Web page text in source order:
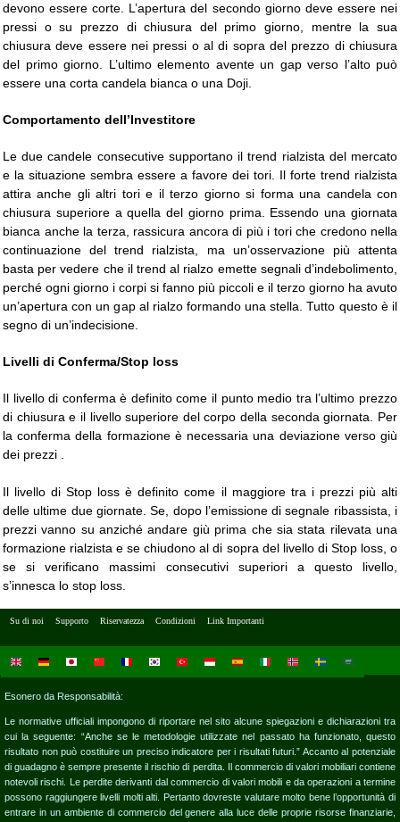
devono essere corte. L’apertura del secondo giorno deve essere nei
pressi o su prezzo di chiusura del primo giorno, mentre la sua
chiusura deve essere nei pressi o al di sopra del prezzo di chiusura
del primo giorno. L’ultimo elemento avente un gap verso l’alto può
essere una corta candela bianca o una Doji.
Comportamento dell’Investitore
Le due candele consecutive supportano il trend rialzista del mercato
e la situazione sembra essere a favore dei tori. Il forte trend rialzista
attira anche gli altri tori e il terzo giorno si forma una candela con
chiusura superiore a quella del giorno prima. Essendo una giornata
bianca anche la terza, rassicura ancora di più i tori che credono nella
continuazione del trend rialzista, ma un’osservazione più attenta
basta per vedere che il trend al rialzo emette segnali d’indebolimento,
perché ogni giorno i corpi si fanno più piccoli e il terzo giorno ha avuto
un’apertura con un gap al rialzo formando una stella. Tutto questo è il
segno di un’indecisione.
Livelli di Conferma/Stop loss
Il livello di conferma è definito come il punto medio tra l’ultimo prezzo
di chiusura e il livello superiore del corpo della seconda giornata. Per
la conferma della formazione è necessaria una deviazione verso giù
dei prezzi .
Il livello di Stop loss è definito come il maggiore tra i prezzi più alti
delle ultime due giornate. Se, dopo l’emissione di segnale ribassista, i
prezzi vanno su anziché andare giù prima che sia stata rilevata una
formazione rialzista e se chiudono al di sopra del livello di Stop loss, o
se si verificano massimi consecutivi superiori a questo livello,
s’innesca lo stop loss.
Su di noi Supporto Riservatezza Condizioni Link Importanti
Esonero da Responsabilità:
Le normative ufficiali impongono di riportare nel sito alcune spiegazioni e dichiarazioni tra
cui la seguente: “Anche se le metodologie utilizzate nel passato ha funzionato, questo
risultato non può costituire un preciso indicatore per i risultati futuri.” Accanto al potenziale
di guadagno è sempre presente il rischio di perdita. Il commercio di valori mobiliari contiene
notevoli rischi. Le perdite derivanti dal commercio di valori mobili e da operazioni a termine
possono raggiungere livelli molti alti. Pertanto dovreste valutare molto bene l’opportunità di
entrare in un ambiente di commercio del genere alla luce delle proprie risorse finanziarie,